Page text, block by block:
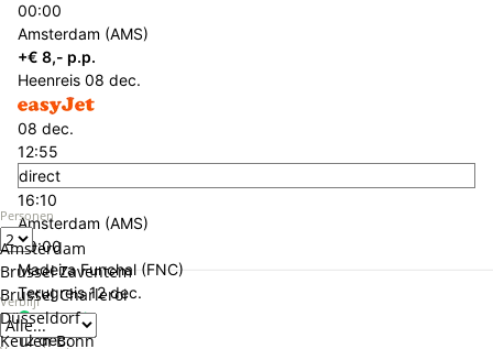
Personen
Verblijf
Amsterdam
Brussel Zaventem
Brussel Charleroi
Düsseldorf
Keulen Bonn
00:00
Amsterdam (AMS)
+€ 8,- p.p.
Heenreis 08 dec.
08 dec.
12:55
direct
16:10
Amsterdam (AMS)
00:00
Madeira Funchal (FNC)
Terugreis 12 dec.
12 dec.